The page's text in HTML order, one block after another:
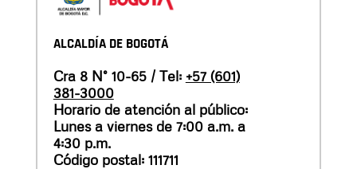
ALCALDÍA DE BOGOTÁ
Cra 8 N° 10-65 / Tel: +57 (601)
381-3000
Horario de atención al público:
Lunes a viernes de 7:00 a.m. a
4:30 p.m.
Código postal: 111711